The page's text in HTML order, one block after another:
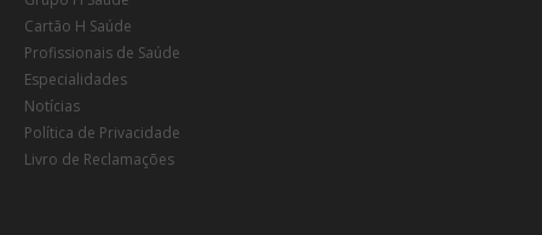
Cartão H Saúde
Profissionais de Saúde
Especialidades
Notícias
Política de Privacidade
Livro de Reclamações